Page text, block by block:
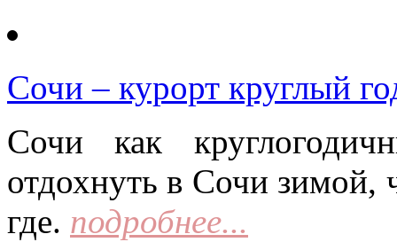
Сочи – курорт круглый
Сочи как
отдохнуть в Сочи зимой,
где. подробнее...